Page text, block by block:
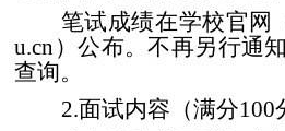
笔试成绩在学校官网
u.cn ）公布。不再另行通
查询。
2.面试内容（满分100